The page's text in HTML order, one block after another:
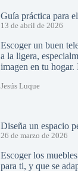
Guía práctica para
13 de abril de 2026
Escoger un buen
a la ligera,
imagen en tu
Jesús Luque
Diseña un espacio
26 de marzo de 2026
Escoger los
para ti, y que se